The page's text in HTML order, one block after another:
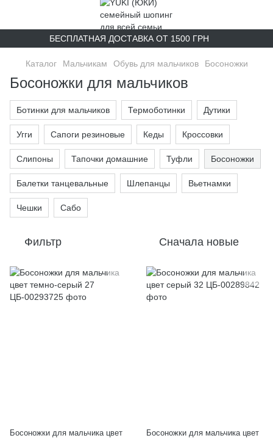
БЕСПЛАТНАЯ ДОСТАВКА ОТ 1500 ГРН
Каталог Мальчикам Обувь для мальчиков Босоножки
Босоножки для мальчиков
Ботинки для мальчиков Термоботинки Дутики
Угги Сапоги резиновые Кеды Кроссовки
Слипоны Тапочки домашние Туфли Босоножки
Балетки танцевальные Шлепанцы Вьетнамки
Чешки Сабо
Фильтр Сначала новые
Босоножки для мальчика цвет
Босоножки для мальчика цвет